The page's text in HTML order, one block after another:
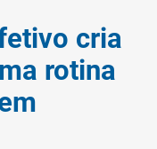
cria
rotina